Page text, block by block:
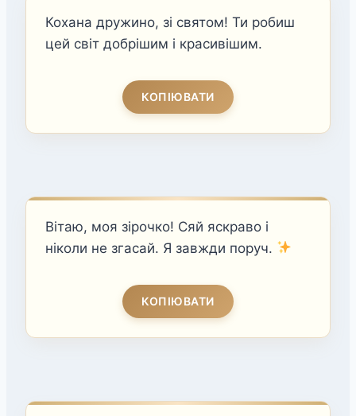
Кохана дружино, зі святом! Ти робиш
цей світ добрішим і красивішим.
КОПІЮВАТИ
Вітаю, моя зірочко! Сяй яскраво і
ніколи не згасай. Я завжди поруч.
КОПІЮВАТИ